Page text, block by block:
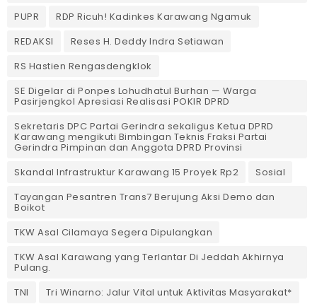
PUPR
RDP Ricuh! Kadinkes Karawang Ngamuk
REDAKSI
Reses H. Deddy Indra Setiawan
RS Hastien Rengasdengklok
SE Digelar di Ponpes Lohudhatul Burhan — Warga
Pasirjengkol Apresiasi Realisasi POKIR DPRD
Sekretaris DPC Partai Gerindra sekaligus Ketua DPRD
Karawang mengikuti Bimbingan Teknis Fraksi Partai
Gerindra Pimpinan dan Anggota DPRD Provinsi
Skandal Infrastruktur Karawang 15 Proyek Rp2
Sosial
Tayangan Pesantren Trans7 Berujung Aksi Demo dan
Boikot
TKW Asal Cilamaya Segera Dipulangkan
TKW Asal Karawang yang Terlantar Di Jeddah Akhirnya
Pulang.
TNI
Tri Winarno: Jalur Vital untuk Aktivitas Masyarakat*